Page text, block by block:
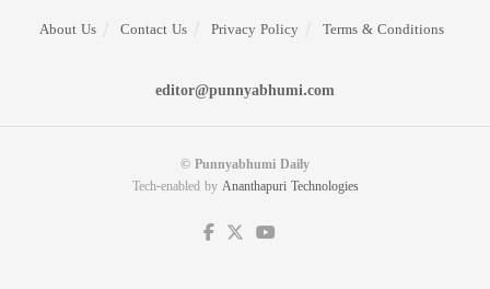
About Us Contact Us Privacy Policy Terms & Conditions
editor@punnyabhumi.com
© Punnyabhumi Daily
Tech-enabled by Ananthapuri Technologies